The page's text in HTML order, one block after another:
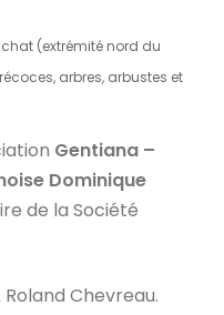
(extrémité nord du
arbres, arbustes et
Gentiana –
Dominique
de la Société
Chevreau.